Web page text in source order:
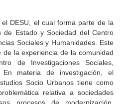
DESU, el cual forma parte de la
de Estado y Sociedad del Centro
Sociales y Humanidades. Este
de la experiencia de la comunidad
de Investigaciones Sociales,
materia de investigación, el
Socio Urbanos tiene como
relativa a sociedades